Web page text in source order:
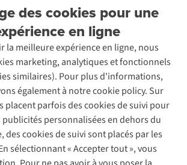
des cookies pour une
en ligne
la meilleure expérience en ligne, nous
marketing, analytiques et fonctionnels
similaires). Pour plus d'informations,
également à notre cookie policy. Sur
placent parfois des cookies de suivi pour
personnalisées en dehors du
des cookies de suivi sont placés par les
sélectionnant « Accepter tout », vous
d’hiver
newsletter
Suivez-nous